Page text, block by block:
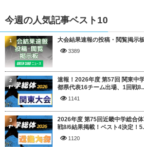
今週の人気記事ベスト10
大会結果速報の投稿・閲覧掲示
3389
1
速報！2026年度 第57回 関東中
都県代表16チーム出場、1回戦
1141
2
2026年度 第75回近畿中学総合
戦8/6結果掲載！ベスト4決定！
1120
3